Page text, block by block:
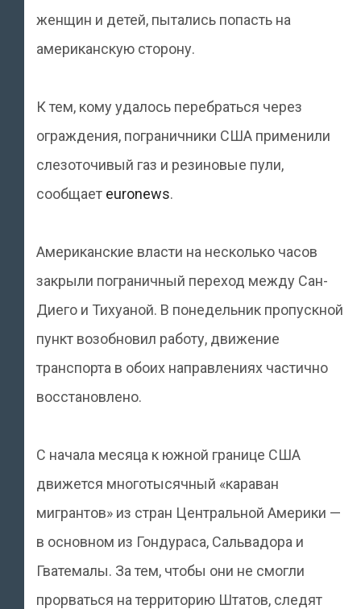
женщин и детей, пытались попасть на
американскую сторону.
К тем, кому удалось перебраться через
ограждения, пограничники США применили
слезоточивый газ и резиновые пули,
сообщает euronews.
Американские власти на несколько часов
закрыли пограничный переход между Сан-
Диего и Тихуаной. В понедельник пропускной
пункт возобновил работу, движение
транспорта в обоих направлениях частично
восстановлено.
С начала месяца к южной границе США
движется многотысячный «караван
мигрантов» из стран Центральной Америки —
в основном из Гондураса, Сальвадора и
Гватемалы. За тем, чтобы они не смогли
прорваться на территорию Штатов, следят